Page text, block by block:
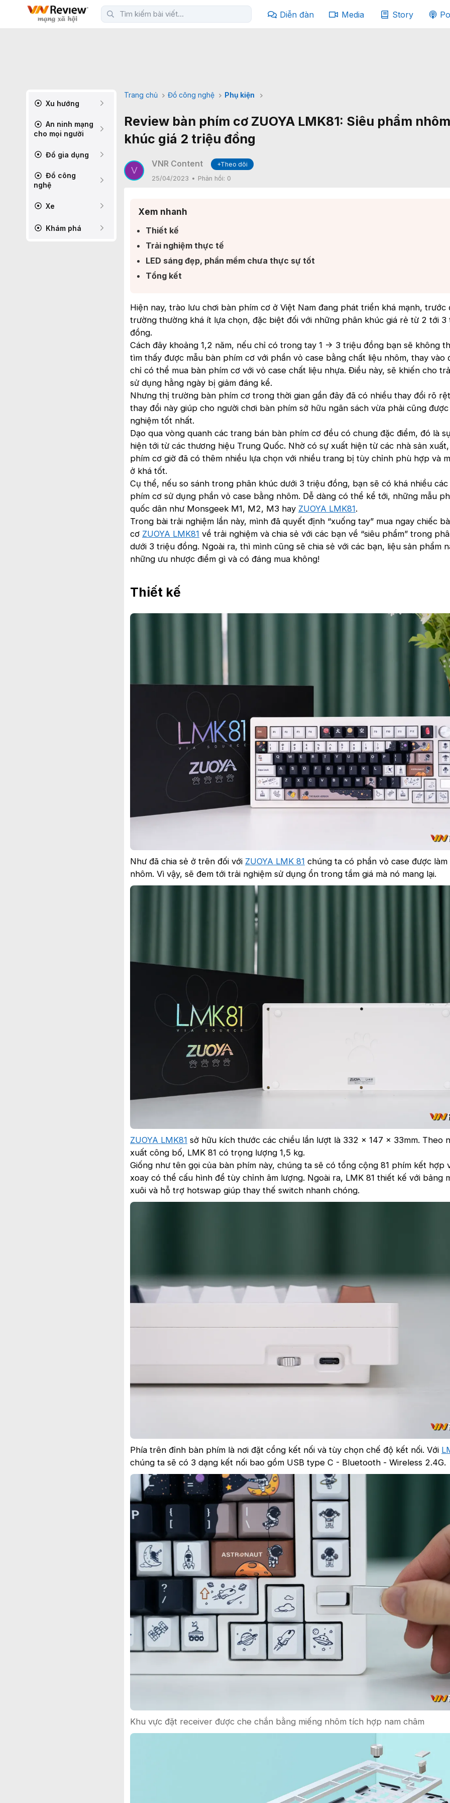
Diễn đàn Media Story
Xu hướng
An ninh mạng
cho mọi người
Đồ gia dụng
Đồ công
nghệ
Xe
Khám phá
Trang chủ Đồ công nghệ Phụ kiện
Review bàn phím cơ ZUOYA LMK81: Siêu phẩm
khúc giá 2 triệu đồng
V
VNR Content
+Theo dõi
25/04/2023
Phản hồi: 0
Xem nhanh
Thiết kế ​
Trải nghiệm thực tế​
LED sáng đẹp, phần mềm chưa thực sự tốt​
Tổng kết​
Hiện nay, trào lưu chơi bàn phím cơ ở Việt Nam đang phát triển khá mạnh, trước
trường thường khá ít lựa chọn, đặc biệt đối với những phân khúc giá rẻ từ 2 tới 3
đồng.
Cách đây khoảng 1,2 năm, nếu chỉ có trong tay 1 -> 3 triệu đồng bạn sẽ không
tìm thấy được mẫu bàn phím cơ với phần vỏ case bằng chất liệu nhôm, thay vào
chỉ có thể mua bàn phím cơ với vỏ case chất liệu nhựa. Điều này, sẽ khiến cho
sử dụng hằng ngày bị giảm đáng kể.
Nhưng thị trường bàn phím cơ trong thời gian gần đây đã có nhiều thay đổi rõ
thay đổi này giúp cho người chơi bàn phím sở hữu ngân sách vừa phải cũng
nghiệm tốt nhất.
Dạo qua vòng quanh các trang bán bàn phím cơ đều có chung đặc điểm, đó là
hiện tới từ các thương hiệu Trung Quốc. Nhờ có sự xuất hiện từ các nhà sản
phím cơ giờ đã có thêm nhiều lựa chọn với nhiều trang bị tùy chỉnh phù hợp và
ở khá tốt.
Cụ thể, nếu so sánh trong phân khúc dưới 3 triệu đồng, bạn sẽ có khá nhiều các
phím cơ sử dụng phần vỏ case bằng nhôm. Dễ dàng có thể kể tới, những mẫu
quốc dân như Monsgeek M1, M2, M3 hay ZUOYA LMK81.
Trong bài trải nghiệm lần này, mình đã quyết định “xuống tay” mua ngay chiếc
cơ ZUOYA LMK81 về trải nghiệm và chia sẻ với các bạn về “siêu phẩm” trong
dưới 3 triệu đồng. Ngoài ra, thì mình cũng sẽ chia sẻ với các bạn, liệu sản phẩm
những ưu nhược điểm gì và có đáng mua không!
Thiết kế
Như đã chia sẻ ở trên đối với ZUOYA LMK 81 chúng ta có phần vỏ case được làm
nhôm. Vì vậy, sẽ đem tới trải nghiệm sử dụng ổn trong tầm giá mà nó mang lại.
ZUOYA LMK81 sở hữu kích thước các chiều lần lượt là 332 x 147 x 33mm. Theo
xuất công bố, LMK 81 có trọng lượng 1,5 kg.
Giống như tên gọi của bàn phím này, chúng ta sẽ có tổng cộng 81 phím kết hợp
xoay có thể cấu hình để tùy chỉnh âm lượng. Ngoài ra, LMK 81 thiết kế với bảng
xuôi và hỗ trợ hotswap giúp thay thế switch nhanh chóng.
Phía trên đỉnh bàn phím là nơi đặt cổng kết nối và tùy chọn chế độ kết nối. Với
chúng ta sẽ có 3 dạng kết nối bao gồm USB type C - Bluetooth - Wireless 2.4G.
Khu vực đặt receiver được che chắn bằng miếng nhôm tích hợp nam châm